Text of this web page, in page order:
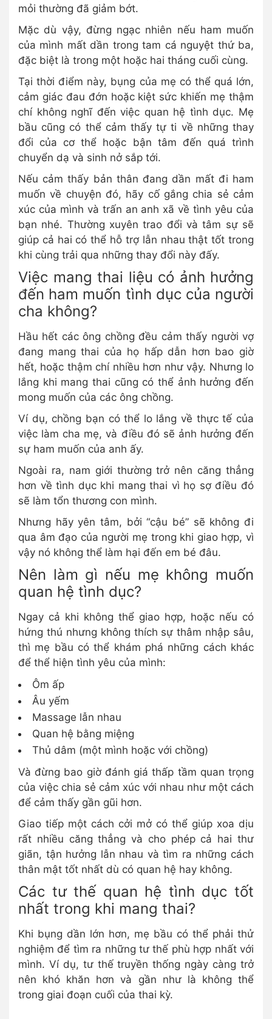
mỏi thường đã giảm bớt.
Mặc dù vậy, đừng ngạc nhiên nếu ham muốn
của mình mất dần trong tam cá nguyệt thứ ba,
đặc biệt là trong một hoặc hai tháng cuối cùng.
Tại thời điểm này, bụng của mẹ có thể quá lớn,
cảm giác đau đớn hoặc kiệt sức khiến mẹ thậm
chí không nghĩ đến việc quan hệ tình dục. Mẹ
bầu cũng có thể cảm thấy tự ti về những thay
đổi của cơ thể hoặc bận tâm đến quá trình
chuyển dạ và sinh nở sắp tới.
Nếu cảm thấy bản thân đang dần mất đi ham
muốn về chuyện đó, hãy cố gắng chia sẻ cảm
xúc của mình và trấn an anh xã về tình yêu của
bạn nhé. Thường xuyên trao đổi và tâm sự sẽ
giúp cả hai có thể hỗ trợ lẫn nhau thật tốt trong
khi cùng trải qua những thay đổi này đấy.
Việc mang thai liệu có ảnh hưởng
đến ham muốn tình dục của người
cha không?
Hầu hết các ông chồng đều cảm thấy người vợ
đang mang thai của họ hấp dẫn hơn bao giờ
hết, hoặc thậm chí nhiều hơn như vậy. Nhưng lo
lắng khi mang thai cũng có thể ảnh hưởng đến
mong muốn của các ông chồng.
Ví dụ, chồng bạn có thể lo lắng về thực tế của
việc làm cha mẹ, và điều đó sẽ ảnh hưởng đến
sự ham muốn của anh ấy.
Ngoài ra, nam giới thường trở nên căng thẳng
hơn về tình dục khi mang thai vì họ sợ điều đó
sẽ làm tổn thương con mình.
Nhưng hãy yên tâm, bởi “cậu bé” sẽ không đi
qua âm đạo của người mẹ trong khi giao hợp, vì
vậy nó không thể làm hại đến em bé đâu.
Nên làm gì nếu mẹ không muốn
quan hệ tình dục?
Ngay cả khi không thể giao hợp, hoặc nếu có
hứng thú nhưng không thích sự thâm nhập sâu,
thì mẹ bầu có thể khám phá những cách khác
để thể hiện tình yêu của mình:
Ôm ấp
Âu yếm
Massage lẫn nhau
Quan hệ bằng miệng
Thủ dâm (một mình hoặc với chồng)
Và đừng bao giờ đánh giá thấp tầm quan trọng
của việc chia sẻ cảm xúc với nhau như một cách
để cảm thấy gần gũi hơn.
Giao tiếp một cách cởi mở có thể giúp xoa dịu
rất nhiều căng thẳng và cho phép cả hai thư
giãn, tận hưởng lẫn nhau và tìm ra những cách
thân mật tốt nhất dù có quan hệ hay không.
Các tư thế quan hệ tình dục tốt
nhất trong khi mang thai?
Khi bụng dần lớn hơn, mẹ bầu có thể phải thử
nghiệm để tìm ra những tư thế phù hợp nhất với
mình. Ví dụ, tư thế truyền thống ngày càng trở
nên khó khăn hơn và gần như là không thể
trong giai đoạn cuối của thai kỳ.